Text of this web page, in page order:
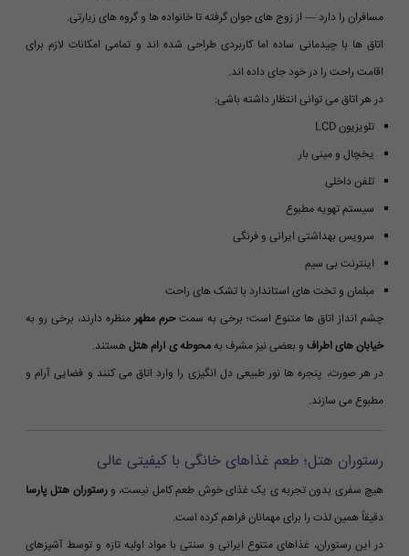
مسافران را دارد — از زوج های جوان گرفته تا خانواده ها و گروه های زیارتی.
اتاق ها با چیدمانی ساده اما کاربردی طراحی شده اند و تمامی امکانات لازم برای
اقامت راحت را در خود جای داده اند.
در هر اتاق می توانی انتظار داشته باشی:
تلویزیون LCD
یخچال و مینی بار
تلفن داخلی
سیستم تهویه مطبوع
سرویس بهداشتی ایرانی و فرنگی
اینترنت بی سیم
مبلمان و تخت های استاندارد با تشک های راحت
چشم انداز اتاق ها متنوع است؛ برخی به سمتحرم مطهرمنظره دارند، برخی رو به
خیابان های اطراف و بعضی نیز مشرف به محوطه ی آرام هتل هستند.
در هر صورت، پنجره ها نور طبیعی دل انگیزی را وارد اتاق می کنند و فضایی آرام و
مطبوع می سازند.
رستوران هتل؛ طعم غذاهای خانگی با کیفیتی عالی
هیچ سفری بدون تجربه ی یک غذای خوش طعم کامل نیست، ورستوران هتل پارسا
دقیقاً همین لذت را برای مهمانان فراهم کرده است.
در این رستوران، غذاهای متنوع ایرانی و سنتی با مواد اولیه تازه و توسط آشپزهای